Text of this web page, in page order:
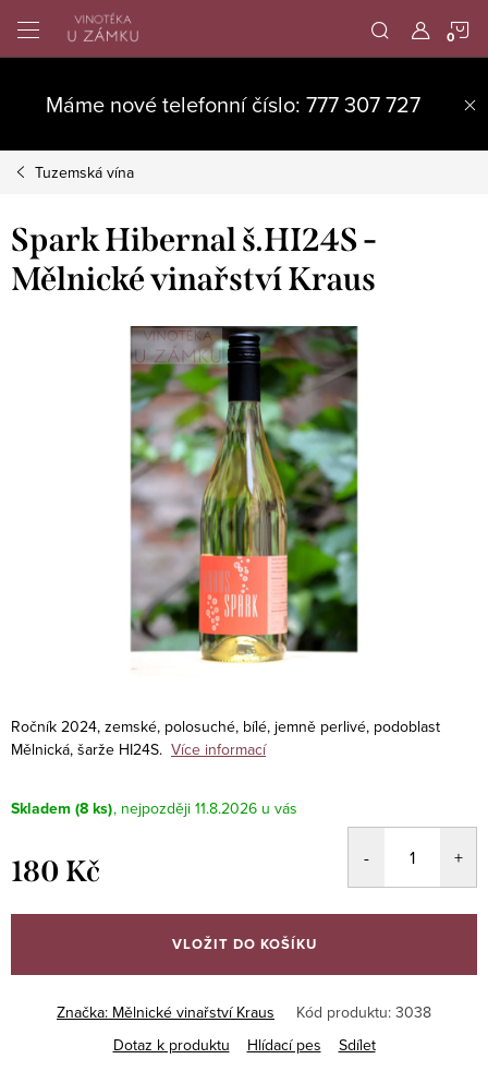
obsah
Máme nové telefonní číslo: 777 307 727
Tuzemská vína
Spark Hibernal š.HI24S -
Mělnické vinařství Kraus
Ročník 2024, zemské, polosuché, bílé, jemně perlivé, podoblast
Mělnická, šarže HI24S. Více informací
Skladem (8 ks) 11.8.2026
180 Kč
cena:
VLOŽIT DO KOŠÍKU
Značka: Mělnické vinařství Kraus Kód produktu: 3038
Dotaz k produktu
Hlídací pes Sdílet